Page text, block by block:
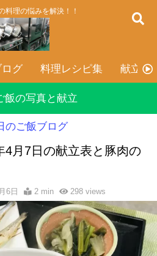
料理の悩みを解決！！
グ 料理レシピ集 献立表
飯の写真と献立
のご飯ブログ
4月7日の献立表と豚肉の
6日 2 min 298views